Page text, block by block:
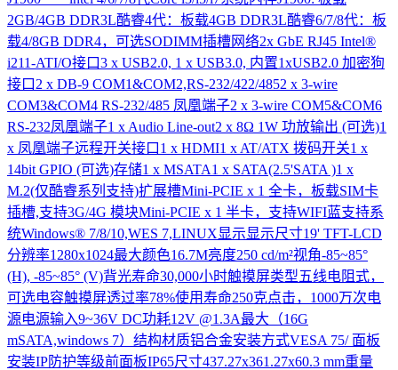
2GB/4GB DDR3L酷睿4代：板载4GB DDR3L酷睿6/7/8代：板
载4/8GB DDR4，可选SODIMM插槽网络2x GbE RJ45 Intel®
i211-ATI/O接口3 x USB2.0, 1 x USB3.0, 内置1xUSB2.0 加密狗
接口2 x DB-9 COM1&COM2,RS-232/422/4852 x 3-wire
COM3&COM4 RS-232/485 凤凰端子2 x 3-wire COM5&COM6
RS-232凤凰端子1 x Audio Line-out2 x 8Ω 1W 功放输出 (可选)1
x 凤凰端子远程开关接口1 x HDMI1 x AT/ATX 拨码开关1 x
14bit GPIO (可选)存储1 x MSATA1 x SATA(2.5'SATA )1 x
M.2(仅酷睿系列支持)扩展槽Mini-PCIE x 1 全卡，板载SIM卡
插槽,支持3G/4G 模块Mini-PCIE x 1 半卡，支持WIFI蓝支持系
统Windows® 7/8/10,WES 7,LINUX显示显示尺寸19' TFT-LCD
分辨率1280x1024最大颜色16.7M亮度250 cd/m²视角-85~85°
(H), -85~85° (V)背光寿命30,000小时触摸屏类型五线电阻式，
可选电容触摸屏透过率78%使用寿命250克点击，1000万次电
源电源输入9~36V DC功耗12V @1.3A最大（16G
mSATA,windows 7）结构材质铝合金安装方式VESA 75/ 面板
安装IP防护等级前面板IP65尺寸437.27x361.27x60.3 mm重量